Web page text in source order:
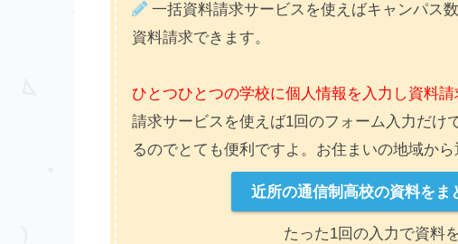
一括資料請求サービスを使えばキャンパス
資料請求できます。
ひとつひとつの学校に個人情報を入力し資料
請求サービスを使えば1回のフォーム入力だけ
るのでとても便利ですよ。お住まいの地域か
近所の通信制高校の資料を
たった1回の入力で資料